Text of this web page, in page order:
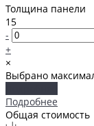
Толщина панели
15
-
+
×
Выбрано
Подробнее
Общая стоимость